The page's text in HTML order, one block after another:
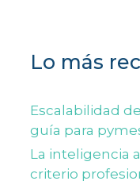
Lo más
Escalabilidad
guía para
La inteligencia
criterio